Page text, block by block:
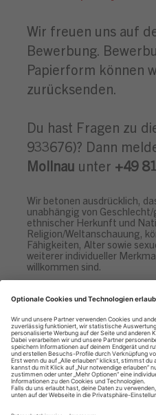
Wir freuen uns auf
Bewerbung.
Papierform können
zurücksenden.
Du hast Fragen zu
933676)? Dann
Mollnau unter +49
Wir betonen ausdrücklich,
unabhängig von
ethnischer Herkunft und
Religion/Weltanschauung,
Fähigkeiten, Alter sowie
weiterer individueller
willkommen sind.